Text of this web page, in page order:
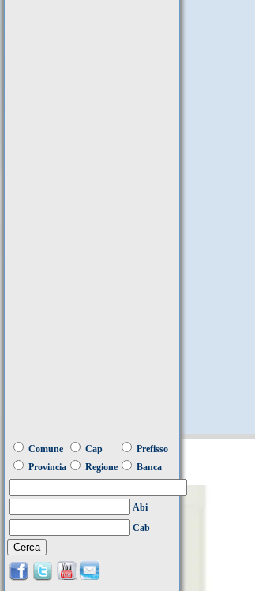
Comune Cap
Prefisso
Provincia
Regione Banca
Abi
Cab